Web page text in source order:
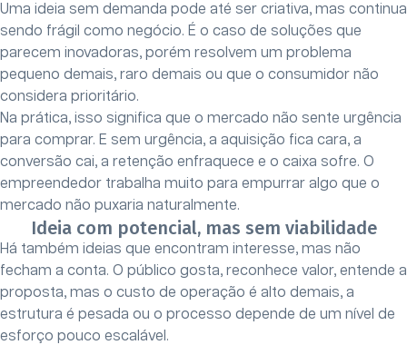
Uma ideia sem demanda pode até ser criativa, mas continua
sendo frágil como negócio. É o caso de soluções que
parecem inovadoras, porém resolvem um problema
pequeno demais, raro demais ou que o consumidor não
considera prioritário.
Na prática, isso significa que o mercado não sente urgência
para comprar. E sem urgência, a aquisição fica cara, a
conversão cai, a retenção enfraquece e o caixa sofre. O
empreendedor trabalha muito para empurrar algo que o
mercado não puxaria naturalmente.
Ideia com potencial, mas sem viabilidade
Há também ideias que encontram interesse, mas não
fecham a conta. O público gosta, reconhece valor, entende a
proposta, mas o custo de operação é alto demais, a
estrutura é pesada ou o processo depende de um nível de
esforço pouco escalável.